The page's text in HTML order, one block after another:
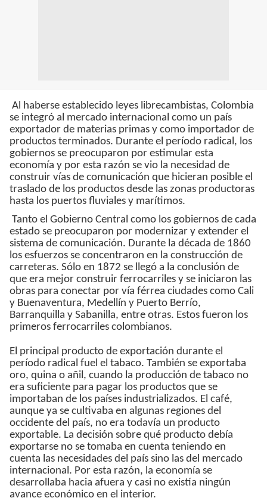
Al haberse establecido leyes librecambistas, Colombia
se integró al mercado internacional como un país
exportador de materias primas y como importador de
productos terminados. Durante el período radical, los
gobiernos se preocuparon por estimular esta
economía y por esta razón se vio la necesidad de
construir vías de comunicación que hicieran posible el
traslado de los productos desde las zonas productoras
hasta los puertos fluviales y marítimos.
Tanto el Gobierno Central como los gobiernos de cada
estado se preocuparon por modernizar y extender el
sistema de comunicación. Durante la década de 1860
los esfuerzos se concentraron en la construcción de
carreteras. Sólo en 1872 se llegó a la conclusión de
que era mejor construir ferrocarriles y se iniciaron las
obras para conectar por vía férrea ciudades como Cali
y Buenaventura, Medellín y Puerto Berrío,
Barranquilla y Sabanilla, entre otras. Estos fueron los
primeros ferrocarriles colombianos.
El principal producto de exportación durante el
período radical fuel el tabaco. También se exportaba
oro, quina o añil, cuando la producción de tabaco no
era suficiente para pagar los productos que se
importaban de los países industrializados. El café,
aunque ya se cultivaba en algunas regiones del
occidente del país, no era todavía un producto
exportable. La decisión sobre qué producto debía
exportarse no se tomaba en cuenta teniendo en
cuenta las necesidades del país sino las del mercado
internacional. Por esta razón, la economía se
desarrollaba hacia afuera y casi no existía ningún
avance económico en el interior.